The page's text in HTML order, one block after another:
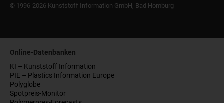
© 1996-2026 Kunststoff Information GmbH, Bad Homburg
Online-Datenbanken
KI – Kunststoff Information
PIE – Plastics Information Europe
Polyglobe
Spotpreis-Monitor